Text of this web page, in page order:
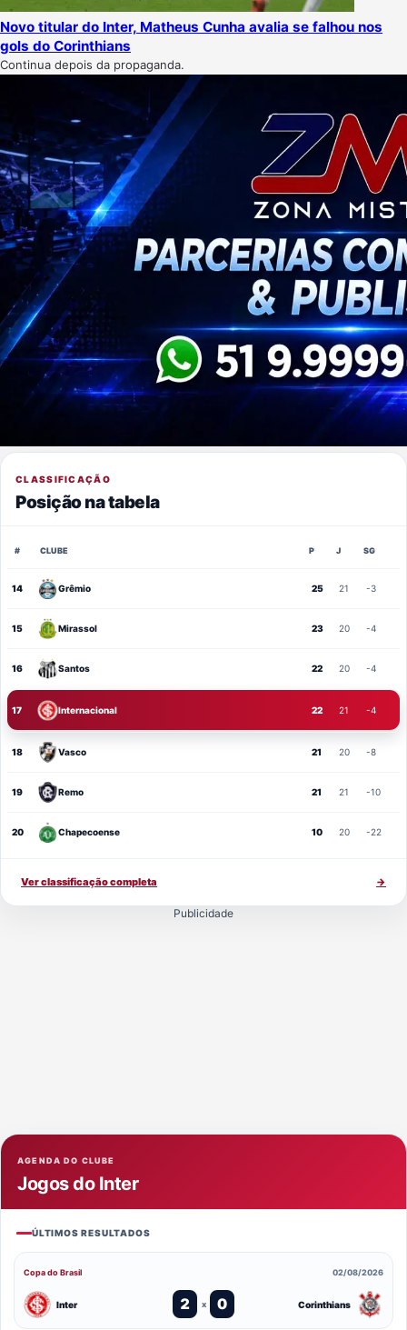
Novo titular do Inter, Matheus Cunha avalia se falhou nos
gols do Corinthians
Continua depois da propaganda.
CLASSIFICAÇÃO
Posição na tabela
# CLUBE P J SG
14 Grêmio 25 21 -3
15 Mirassol 23 20 -4
16 Santos 22 20 -4
17 Internacional 22 21 -4
18 Vasco 21 20 -8
19 Remo 21 21 -10
20 Chapecoense 10 20 -22
Ver classificação completa →
Publicidade
AGENDA DO CLUBE
Jogos do Inter
ÚLTIMOS RESULTADOS
Copa do Brasil 02/08/2026
Inter 2 x 0 Corinthians